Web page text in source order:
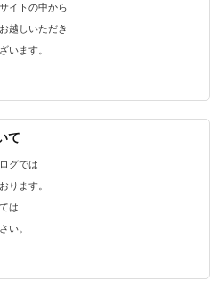
イトの中から
越しいただき
います。
て
グでは
ります。
は
い。